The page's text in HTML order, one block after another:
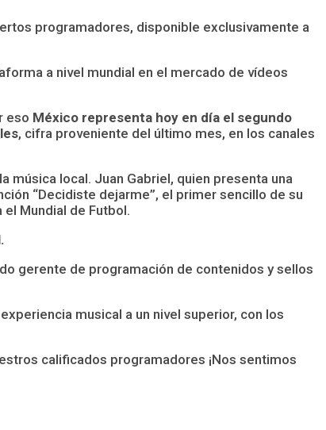
programadores, disponible exclusivamente a
a nivel mundial en el mercado de vídeos
eso México representa hoy en día el segundo
, cifra proveniente del último mes, en los canales
local. Juan Gabriel, quien presenta una
“Decidiste dejarme”, el primer sencillo de su
Mundial de Futbol.
gerente de programación de contenidos y sellos
musical a un nivel superior, con los
calificados programadores ¡Nos sentimos